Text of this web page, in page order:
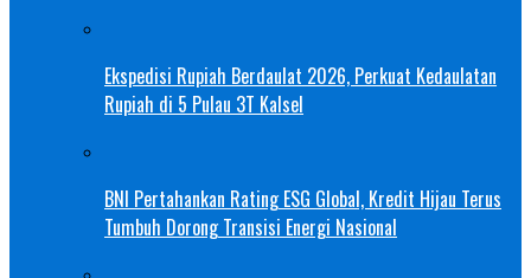
Ekspedisi Rupiah Berdaulat 2026, Perkuat Kedaulatan
Rupiah di 5 Pulau 3T Kalsel
BNI Pertahankan Rating ESG Global, Kredit Hijau Terus
Tumbuh Dorong Transisi Energi Nasional